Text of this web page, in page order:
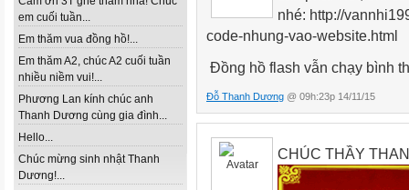
em cuối tuần...
Em thăm vua đồng hồ!...
Em thăm A2, chúc A2 cuối tuần
nhiều niềm vui!...
Phương Lan kính chúc anh
Thanh Dương cùng gia đình...
Hello...
Chúc mừng sinh nhật Thanh
Dương!...
nhé: http://
code-nhung-vao-website.html
Đồng hồ flash vẫn chạy bình
Đỗ Thanh Dương @ 09h:23p 14/11/15
CHÚC THẦY